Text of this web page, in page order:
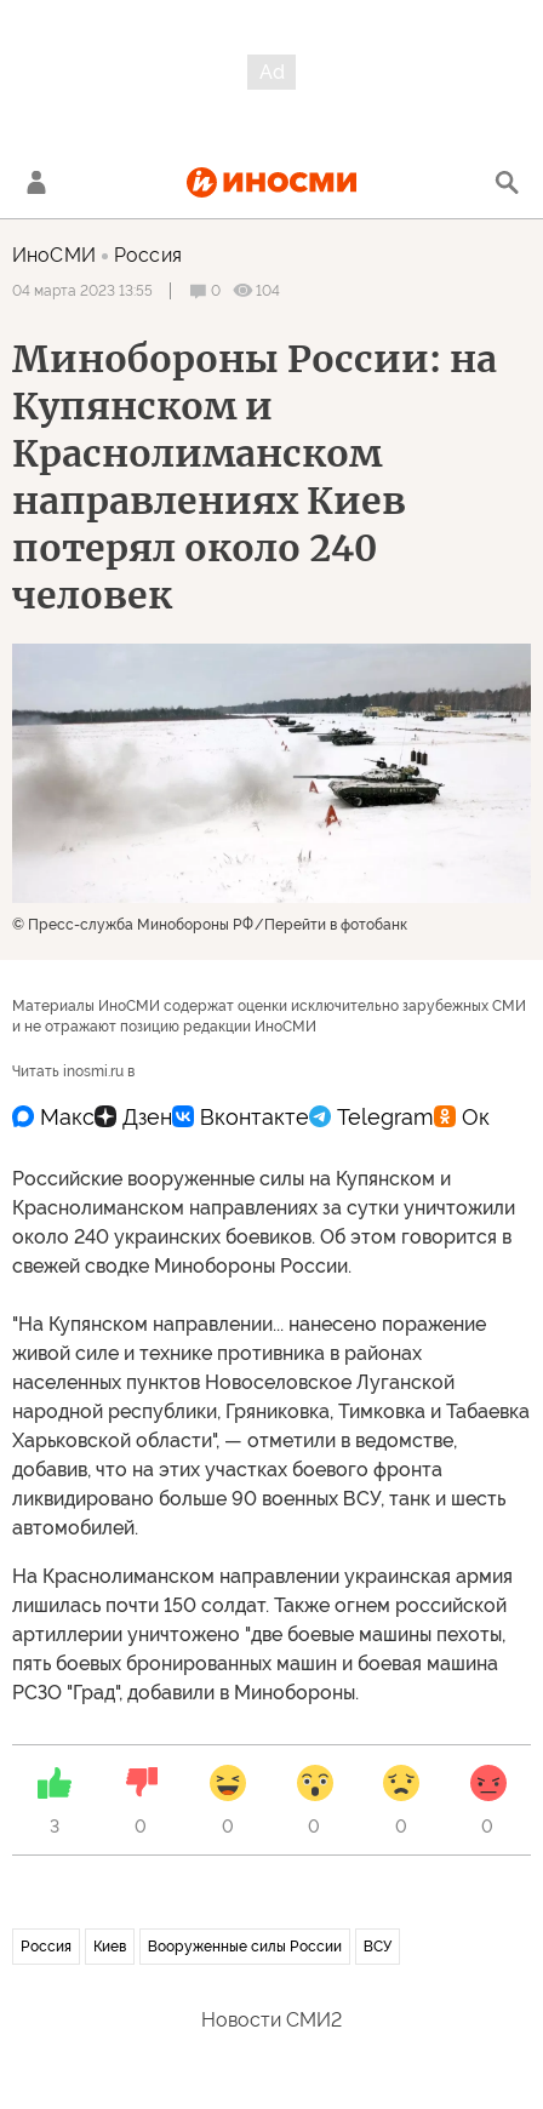
ИноСМИ Россия
04 марта 2023 13:55 0 104
Минобороны России: на
Купянском и
Краснолиманском
направлениях Киев
потерял около 240
человек
© Пресс-служба Минобороны РФ Перейти в фотобанк
Материалы ИноСМИ содержат оценки исключительно зарубежных СМИ
и не отражают позицию редакции ИноСМИ
Читать inosmi.ru в
Российские вооруженные силы на Купянском и
Краснолиманском направлениях за сутки уничтожили
около 240 украинских боевиков. Об этом говорится в
свежей сводке Минобороны России.
"На Купянском направлении... нанесено поражение
живой силе и технике противника в районах
населенных пунктов Новоселовское Луганской
народной республики, Гряниковка, Тимковка и Табаевка
Харьковской области", — отметили в ведомстве,
добавив, что на этих участках боевого фронта
ликвидировано больше 90 военных ВСУ, танк и шесть
автомобилей.
На Краснолиманском направлении украинская армия
лишилась почти 150 солдат. Также огнем российской
артиллерии уничтожено "две боевые машины пехоты,
пять боевых бронированных машин и боевая машина
РСЗО "Град", добавили в Минобороны.
3 0 0 0 0 0
Россия Киев Вооруженные силы России ВСУ
Новости СМИ2